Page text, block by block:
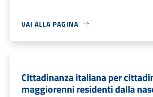
VAI ALLA PAGINA
Cittadinanza italiana per
maggiorenni residenti dalla